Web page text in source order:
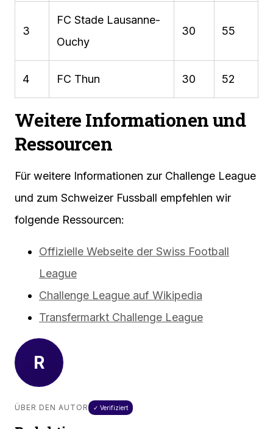
3
FC Stade Lausanne-
Ouchy
30 55
4 FC Thun 30 52
Weitere Informationen und
Ressourcen
Für weitere Informationen zur Challenge League
und zum Schweizer Fussball empfehlen wir
folgende Ressourcen:
Offizielle Webseite der Swiss Football
League
Challenge League auf Wikipedia
Transfermarkt Challenge League
R
ÜBER DEN AUTOR ✓ Verifiziert